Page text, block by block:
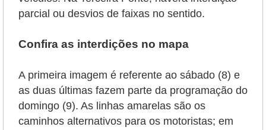
parcial ou desvios de faixas no sentido.
Confira as interdições no mapa
A primeira imagem é referente ao sábado (8) e
as duas últimas fazem parte da programação do
domingo (9). As linhas amarelas são os
caminhos alternativos para os motoristas; em